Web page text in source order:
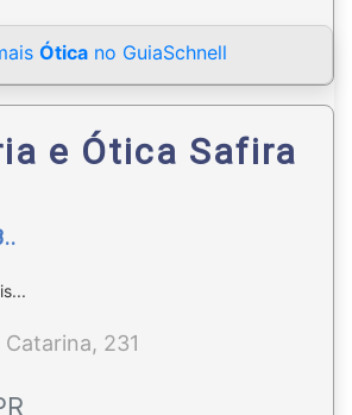
Ótica no GuiaSchnell
e Ótica Safira
231